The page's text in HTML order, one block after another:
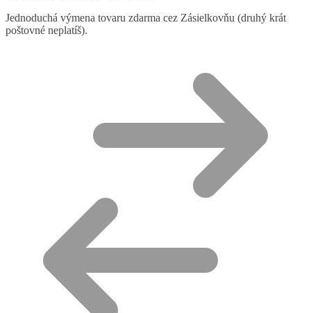
Jednoduchá výmena tovaru zdarma cez Zásielkovňu (druhý krát
poštovné neplatíš).